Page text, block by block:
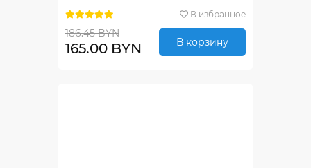
В избранное
186.45 BYN
165.00 BYN В корзину